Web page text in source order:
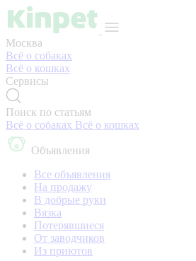
Москва
Всё о собаках
Всё о кошках
Сервисы
Поиск по статьям
Всё о собаках Всё о кошках
Объявления
Все объявления
На продажу
В добрые руки
Вязка
Потерявшиеся
От заводчиков
Из приютов